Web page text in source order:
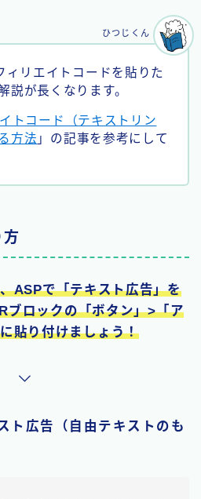
ィリエイトコードを貼りた
説が長くなります。
トコード（テキストリン
方法 」の記事を参考にして
ひつじくん
、ASPで「テキスト広告」を
ブロックの「ボタン」>「ア
貼り付けましょう！
ト広告（自由テキストのも